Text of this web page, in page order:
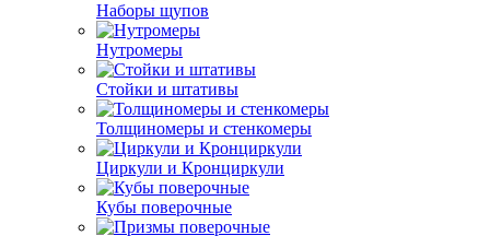
Наборы щупов
Нутромеры
Стойки и штативы
Толщиномеры и стенкомеры
Циркули и Кронциркули
Кубы поверочные